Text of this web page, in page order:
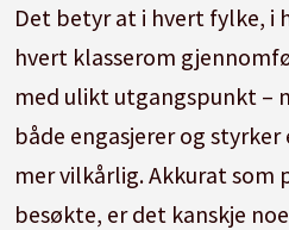
Det betyr at i hvert fylke, i
hvert klasserom
med ulikt utgangspunkt –
både engasjerer og
mer vilkårlig. Akkurat som
besøkte, er det kanskje